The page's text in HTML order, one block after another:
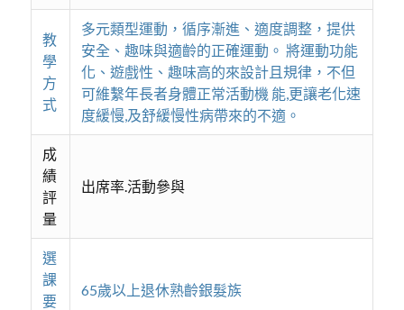
教
學
方
式
多元類型運動，循序漸進、適度調整，提供
安全、趣味與適齡的正確運動。 將運動功能
化、遊戲性、趣味高的來設計且規律，不但
可維繫年長者身體正常活動機 能,更讓老化速
度緩慢,及舒緩慢性病帶來的不適。
成
績
評
量
出席率.活動參與
選
課
要
65歲以上退休熟齡銀髮族